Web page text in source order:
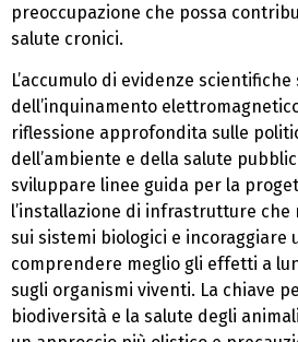
preoccupazione che possa
salute cronici.
L’accumulo di evidenze
dell’inquinamento
riflessione approfondita sulle
dell’ambiente e della salute
sviluppare linee guida per la
l’installazione di infrastrutture che
sui sistemi biologici e
comprendere meglio gli effetti a
sugli organismi viventi. La chiave
biodiversità e la salute degli